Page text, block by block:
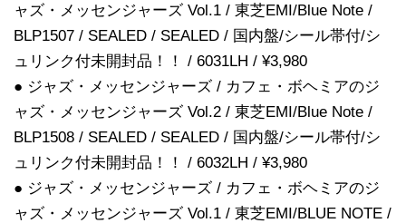
ャズ・メッセンジャーズ Vol.1 / 東芝EMI/Blue Note /
BLP1507 / SEALED / SEALED / 国内盤/シール帯付/シ
ュリンク付未開封品！！ / 6031LH / ¥3,980
● ジャズ・メッセンジャーズ / カフェ・ボヘミアのジ
ャズ・メッセンジャーズ Vol.2 / 東芝EMI/Blue Note /
BLP1508 / SEALED / SEALED / 国内盤/シール帯付/シ
ュリンク付未開封品！！ / 6032LH / ¥3,980
● ジャズ・メッセンジャーズ / カフェ・ボヘミアのジ
ャズ・メッセンジャーズ Vol.1 / 東芝EMI/BLUE NOTE /